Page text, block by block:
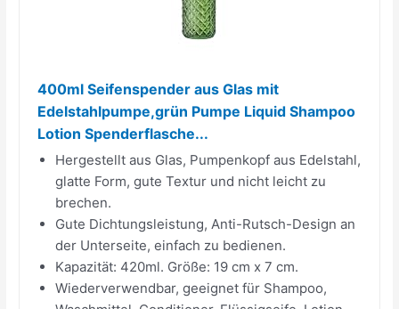
400ml Seifenspender aus Glas mit
Edelstahlpumpe,grün Pumpe Liquid Shampoo
Lotion Spenderflasche...
Hergestellt aus Glas, Pumpenkopf aus Edelstahl,
glatte Form, gute Textur und nicht leicht zu
brechen.
Gute Dichtungsleistung, Anti-Rutsch-Design an
der Unterseite, einfach zu bedienen.
Kapazität: 420ml. Größe: 19 cm x 7 cm.
Wiederverwendbar, geeignet für Shampoo,